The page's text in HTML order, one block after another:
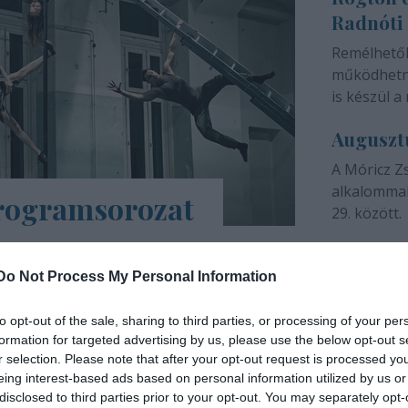
Not Process My Personal Information
opt-out of the sale, sharing to third parties, or processing of your
for targeted advertising by us, please use the below opt-out
selection. Please note that after your opt-out request is processed
interest-based ads based on personal information utilized by us
to third parties prior to your opt-out. You may separately
Háza e-Trafó elnevezésű
tartalmas, a digitális platformokon
online táncórák, live setek,
színházunk
Radnóti
is készül a
A Móricz
29. között.
INTERJÚ